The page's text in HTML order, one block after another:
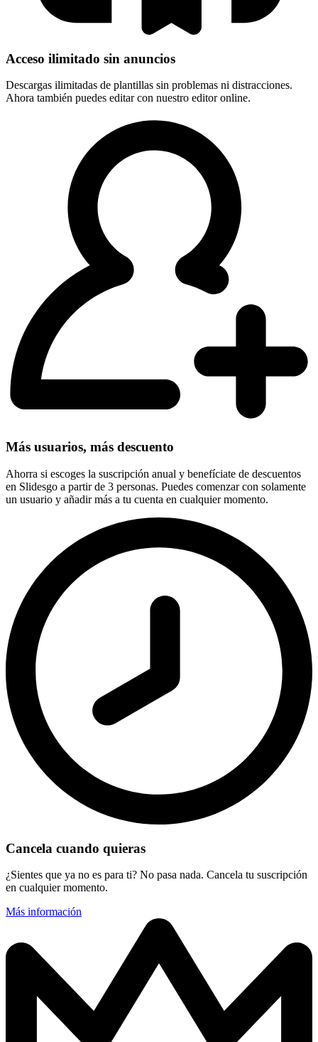
Acceso ilimitado sin anuncios
Descargas ilimitadas de plantillas sin problemas ni distracciones.
Ahora también puedes editar con nuestro editor online.
Más usuarios, más descuento
Ahorra si escoges la suscripción anual y benefíciate de descuentos
en Slidesgo a partir de 3 personas. Puedes comenzar con solamente
un usuario y añadir más a tu cuenta en cualquier momento.
Cancela cuando quieras
¿Sientes que ya no es para ti? No pasa nada. Cancela tu suscripción
en cualquier momento.
Más información